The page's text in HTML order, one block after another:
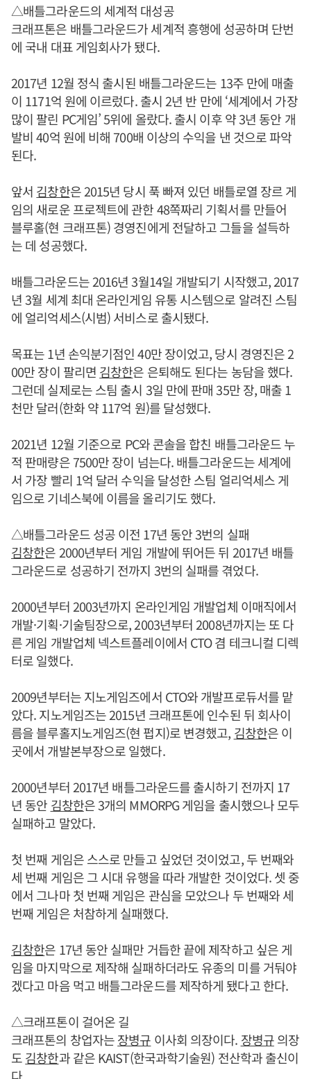
△배틀그라운드의 세계적 대성공
크래프톤은 배틀그라운드가 세계적 흥행에 성공하며 단번
에 국내 대표 게임회사가 됐다.
2017년 12월 정식 출시된 배틀그라운드는 13주 만에 매출
이 1171억 원에 이르렀다. 출시 2년 반 만에 ‘세계에서 가장
많이 팔린 PC게임’ 5위에 올랐다. 출시 이후 약 3년 동안 개
발비 40억 원에 비해 700배 이상의 수익을 낸 것으로 파악
된다.
앞서 김창한은 2015년 당시 푹 빠져 있던 배틀로열 장르 게
임의 새로운 프로젝트에 관한 48쪽짜리 기획서를 만들어
블루홀(현 크래프톤) 경영진에게 전달하고 그들을 설득하
는 데 성공했다.
배틀그라운드는 2016년 3월14일 개발되기 시작했고, 2017
년 3월 세계 최대 온라인게임 유통 시스템으로 알려진 스팀
에 얼리억세스(시범) 서비스로 출시됐다.
목표는 1년 손익분기점인 40만 장이었고, 당시 경영진은 2
00만 장이 팔리면 김창한은 은퇴해도 된다는 농담을 했다.
그런데 실제로는 스팀 출시 3일 만에 판매 35만 장, 매출 1
천만 달러(한화 약 117억 원)를 달성했다.
2021년 12월 기준으로 PC와 콘솔을 합친 배틀그라운드 누
적 판매량은 7500만 장이 넘는다. 배틀그라운드는 세계에
서 가장 빨리 1억 달러 수익을 달성한 스팀 얼리억세스 게
임으로 기네스북에 이름을 올리기도 했다.
△배틀그라운드 성공 이전 17년 동안 3번의 실패
김창한은 2000년부터 게임 개발에 뛰어든 뒤 2017년 배틀
그라운드로 성공하기 전까지 3번의 실패를 겪었다.
2000년부터 2003년까지 온라인게임 개발업체 이매직에서
개발·기획·기술팀장으로, 2003년부터 2008년까지는 또 다
른 게임 개발업체 넥스트플레이에서 CTO 겸 테크니컬 디렉
터로 일했다.
2009년부터는 지노게임즈에서 CTO와 개발프로듀서를 맡
았다. 지노게임즈는 2015년 크래프톤에 인수된 뒤 회사이
름을 블루홀지노게임즈(현 펍지)로 변경했고, 김창한은 이
곳에서 개발본부장으로 일했다.
2000년부터 2017년 배틀그라운드를 출시하기 전까지 17
년 동안 김창한은 3개의 MMORPG 게임을 출시했으나 모두
실패하고 말았다.
첫 번째 게임은 스스로 만들고 싶었던 것이었고, 두 번째와
세 번째 게임은 그 시대 유행을 따라 개발한 것이었다. 셋 중
에서 그나마 첫 번째 게임은 관심을 모았으나 두 번째와 세
번째 게임은 처참하게 실패했다.
김창한은 17년 동안 실패만 거듭한 끝에 제작하고 싶은 게
임을 마지막으로 제작해 실패하더라도 유종의 미를 거둬야
겠다고 마음 먹고 배틀그라운드를 제작하게 됐다고 한다.
△크래프톤이 걸어온 길
크래프톤의 창업자는장병규 이사회 의장이다. 장병규의장
도김창한과 같은 KAIST(한국과학기술원) 전산학과 출신이